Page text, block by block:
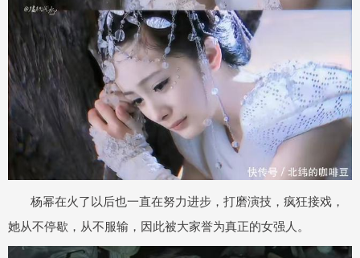
杨幂在火了以后也一直在努力进步，打磨演技，疯狂接戏，
她从不停歇，从不服输，因此被大家誉为真正的女强人。